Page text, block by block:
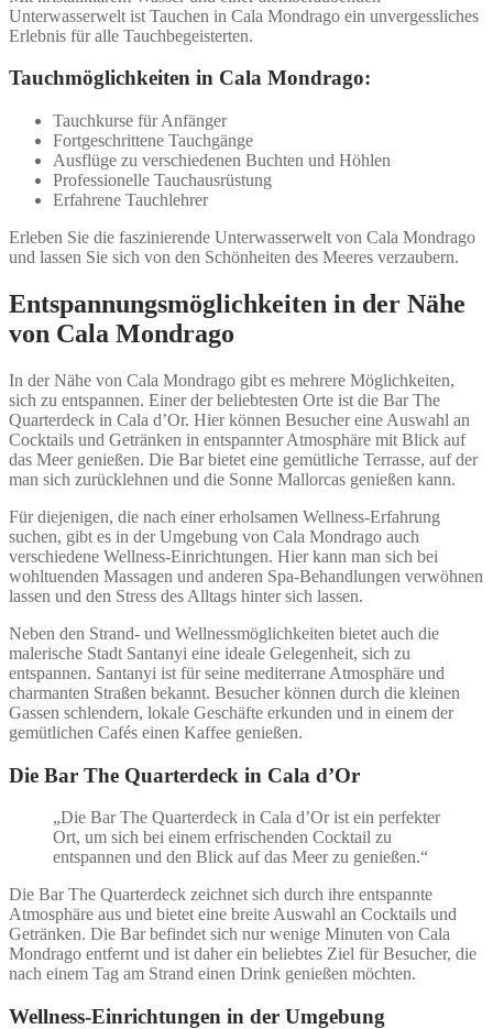
Unterwasserwelt ist Tauchen in Cala Mondrago ein unvergessliches
Erlebnis für alle Tauchbegeisterten.
Tauchmöglichkeiten in Cala Mondrago:
Tauchkurse für Anfänger
Fortgeschrittene Tauchgänge
Ausflüge zu verschiedenen Buchten und Höhlen
Professionelle Tauchausrüstung
Erfahrene Tauchlehrer
Erleben Sie die faszinierende Unterwasserwelt von Cala Mondrago
und lassen Sie sich von den Schönheiten des Meeres verzaubern.
Entspannungsmöglichkeiten in der Nähe
von Cala Mondrago
In der Nähe von Cala Mondrago gibt es mehrere Möglichkeiten,
sich zu entspannen. Einer der beliebtesten Orte ist die Bar The
Quarterdeck in Cala d’Or. Hier können Besucher eine Auswahl an
Cocktails und Getränken in entspannter Atmosphäre mit Blick auf
das Meer genießen. Die Bar bietet eine gemütliche Terrasse, auf der
man sich zurücklehnen und die Sonne Mallorcas genießen kann.
Für diejenigen, die nach einer erholsamen Wellness-Erfahrung
suchen, gibt es in der Umgebung von Cala Mondrago auch
verschiedene Wellness-Einrichtungen. Hier kann man sich bei
wohltuenden Massagen und anderen Spa-Behandlungen verwöhnen
lassen und den Stress des Alltags hinter sich lassen.
Neben den Strand- und Wellnessmöglichkeiten bietet auch die
malerische Stadt Santanyi eine ideale Gelegenheit, sich zu
entspannen. Santanyi ist für seine mediterrane Atmosphäre und
charmanten Straßen bekannt. Besucher können durch die kleinen
Gassen schlendern, lokale Geschäfte erkunden und in einem der
gemütlichen Cafés einen Kaffee genießen.
Die Bar The Quarterdeck in Cala d’Or
„Die Bar The Quarterdeck in Cala d’Or ist ein perfekter
Ort, um sich bei einem erfrischenden Cocktail zu
entspannen und den Blick auf das Meer zu genießen.“
Die Bar The Quarterdeck zeichnet sich durch ihre entspannte
Atmosphäre aus und bietet eine breite Auswahl an Cocktails und
Getränken. Die Bar befindet sich nur wenige Minuten von Cala
Mondrago entfernt und ist daher ein beliebtes Ziel für Besucher, die
nach einem Tag am Strand einen Drink genießen möchten.
Wellness-Einrichtungen in der Umgebung